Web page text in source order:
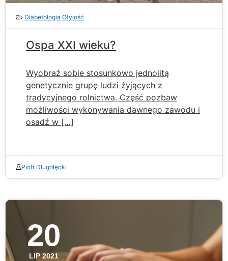
Diabetologia Otyłość
Ospa XXI wieku?
Wyobraź sobie stosunkowo jednolitą
genetycznie grupę ludzi żyjących z
tradycyjnego rolnictwa. Część pozbaw
możliwości wykonywania dawnego zawodu i
osadź w […]
Piotr Długołęcki
20
LIP 2021